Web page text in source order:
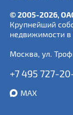
© 2005-2026,
Крупнейший
недвижимости
Москва, ул.
+7 495 727-
MAX